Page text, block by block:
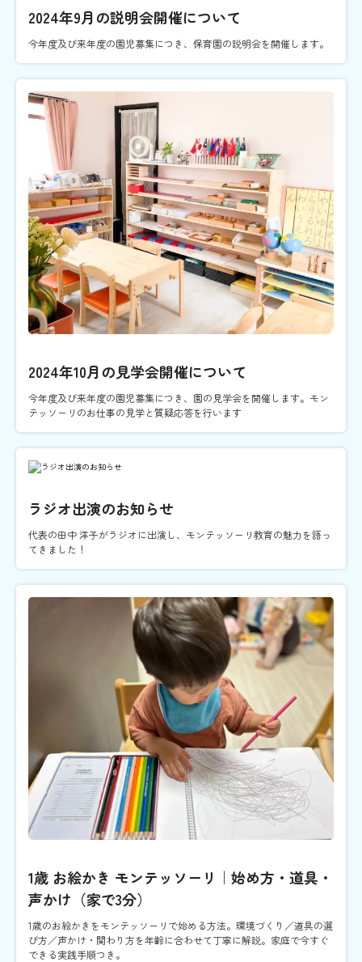
2024年9月の説明会開催について
今年度及び来年度の園児募集につき、保育園の説明会を開催します。
2024年10月の見学会開催について
今年度及び来年度の園児募集につき、園の見学会を開催します。モン
テッソーリのお仕事の見学と質疑応答を行います
ラジオ出演のお知らせ
代表の田中 洋子がラジオに出演し、モンテッソーリ教育の魅力を語っ
てきました！
1歳 お絵かき モンテッソーリ｜始め方・道具・
声かけ（家で3分）
1歳のお絵かきをモンテッソーリで始める方法。環境づくり／道具の選
び方／声かけ・関わり方を年齢に合わせて丁寧に解説。家庭で今すぐ
できる実践手順つき。